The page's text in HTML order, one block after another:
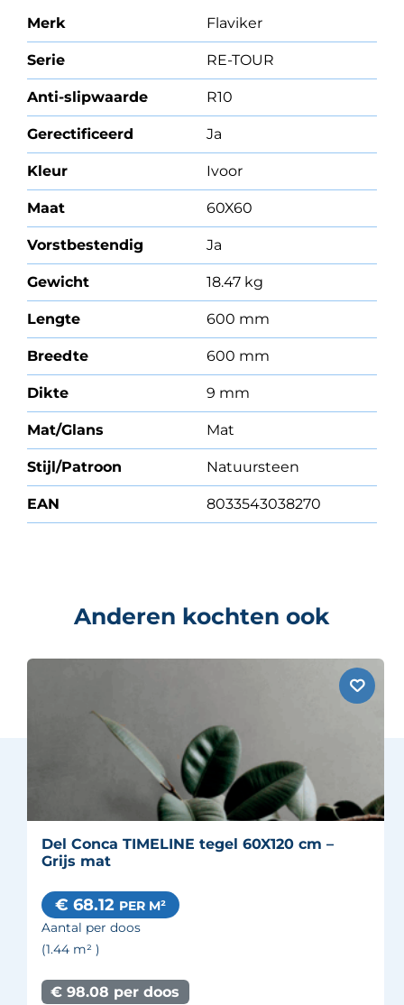
Merk Flaviker
Serie RE-TOUR
Anti-slipwaarde R10
Gerectificeerd Ja
Kleur Ivoor
Maat 60X60
Vorstbestendig Ja
Gewicht 18.47 kg
Lengte 600 mm
Breedte 600 mm
Dikte 9 mm
Mat/Glans Mat
Stijl/Patroon Natuursteen
EAN 8033543038270
Anderen kochten ook
Del Conca TIMELINE tegel 60X120 cm –
Grijs mat
€ 68.12 PER M²
Aantal per doos
(1.44 m² )
€ 98.08 per doos